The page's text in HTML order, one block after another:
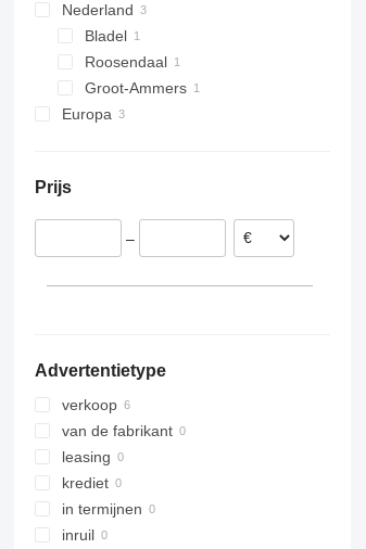
Nederland
Bladel
Roosendaal
Groot-Ammers
Europa
Prijs
–
Advertentietype
verkoop
van de fabrikant
leasing
krediet
in termijnen
inruil